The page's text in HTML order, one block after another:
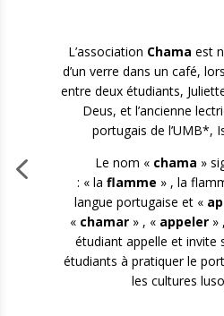
L’association Chama est
d’un verre dans un café,
entre deux étudiants,
Deus, et l’ancienne
portugais de l’UMB*,
Le nom « chama »
: « la flamme » , la
langue portugaise et «
« chamar » , « appeler »
étudiant appelle et invite
étudiants à pratiquer le
les cultures